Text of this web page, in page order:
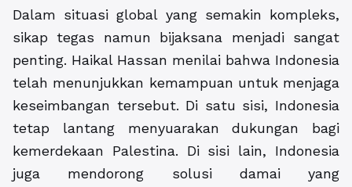
Dalam situasi global yang semakin kompleks,
sikap tegas namun bijaksana menjadi sangat
penting. Haikal Hassan menilai bahwa Indonesia
telah menunjukkan kemampuan untuk menjaga
keseimbangan tersebut. Di satu sisi, Indonesia
tetap lantang menyuarakan dukungan bagi
kemerdekaan Palestina. Di sisi lain, Indonesia
juga mendorong solusi damai yang